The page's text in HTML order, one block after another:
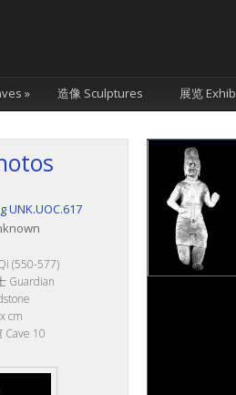
» 造像 Sculptures 展览
(550-577)
Guardian
cm
Cave 10